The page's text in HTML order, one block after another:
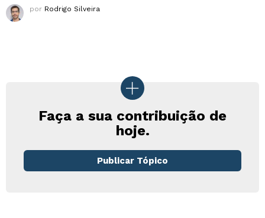
por Rodrigo Silveira
Faça a sua contribuição de
hoje.
Publicar Tópico